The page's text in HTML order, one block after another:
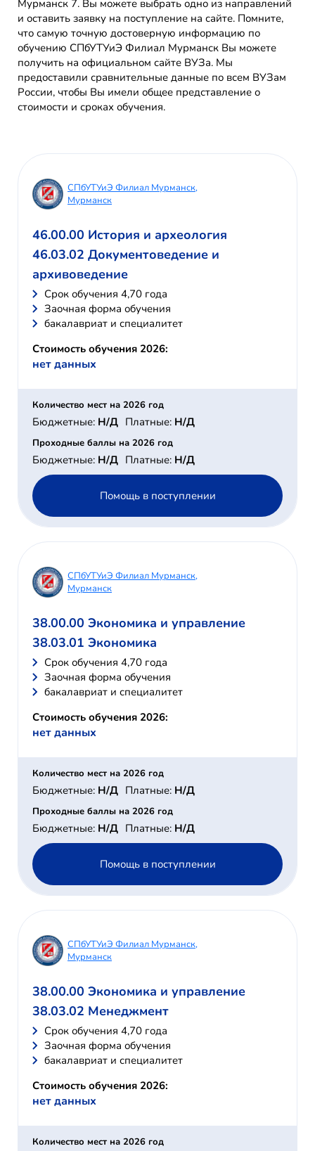
Мурманск 7. Вы можете выбрать одно из направлений
и оставить заявку на поступление на сайте. Помните,
что самую точную достоверную информацию по
обучению СПбУТУиЭ Филиал Мурманск Вы можете
получить на официальном сайте ВУЗа. Мы
предоставили сравнительные данные по всем ВУЗам
России, чтобы Вы имели общее представление о
стоимости и сроках обучения.
СПбУТУиЭ Филиал Мурманск,
Мурманск
46.00.00 История и археология
46.03.02 Документоведение и
архивоведение
Cрок обучения 4,70 года
Заочная форма обучения
бакалавриат и специалитет
Стоимость обучения 2026:
нет данных
Количество мест на 2026 год
Бюджетные: Н/Д Платные: Н/Д
Проходные баллы на 2026 год
Бюджетные: Н/Д Платные: Н/Д
Помощь в поступлении
СПбУТУиЭ Филиал Мурманск,
Мурманск
38.00.00 Экономика и управление
38.03.01 Экономика
Cрок обучения 4,70 года
Заочная форма обучения
бакалавриат и специалитет
Стоимость обучения 2026:
нет данных
Количество мест на 2026 год
Бюджетные: Н/Д Платные: Н/Д
Проходные баллы на 2026 год
Бюджетные: Н/Д Платные: Н/Д
Помощь в поступлении
СПбУТУиЭ Филиал Мурманск,
Мурманск
38.00.00 Экономика и управление
38.03.02 Менеджмент
Cрок обучения 4,70 года
Заочная форма обучения
бакалавриат и специалитет
Стоимость обучения 2026:
нет данных
Количество мест на 2026 год